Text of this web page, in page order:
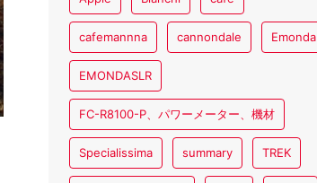
cafemannna cannondale Emonda
EMONDASLR
FC-R8100-P、パワーメーター、機材
Specialissima summary TREK